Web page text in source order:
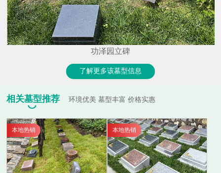
功泽园立碑
了解更多该墓型信息
相关墓型推荐 环境优美 墓型丰富 价格实惠
本地热销 本地热销